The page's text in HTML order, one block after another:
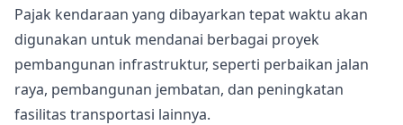
Pajak kendaraan yang dibayarkan tepat waktu akan
digunakan untuk mendanai berbagai proyek
pembangunan infrastruktur, seperti perbaikan jalan
raya, pembangunan jembatan, dan peningkatan
fasilitas transportasi lainnya.